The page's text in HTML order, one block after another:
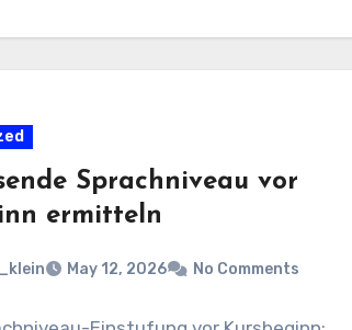
Sprachniveau vor
ermitteln
May 12, 2026 No Comments